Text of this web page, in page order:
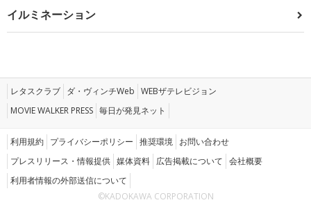
イルミネーション
レタスクラブ ダ・ヴィンチWeb WEBザテレビジョン
MOVIE WALKER PRESS 毎日が発見ネット
利用規約 プライバシーポリシー 推奨環境 お問い合わせ
プレスリリース・情報提供 媒体資料 広告掲載について 会社概要
利用者情報の外部送信について
©KADOKAWA CORPORATION